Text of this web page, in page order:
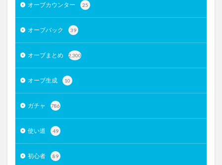
オーブカウンター 25
オーブバック 39
オーブまとめ 2,300
オーブ生成 10
ガチャ 786
使い道 49
初心者 89